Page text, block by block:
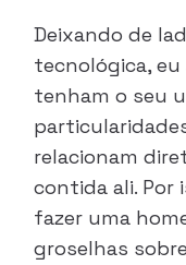
Deixando de
tecnológica,
tenham o seu
relacionam
contida ali. Por
fazer uma
groselhas